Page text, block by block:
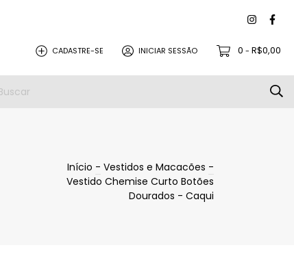
CADASTRE-SE INICIAR SESSÃO 0 - R$0,00
Início - Vestidos e Macacões -
Vestido Chemise Curto Botões
Dourados - Caqui